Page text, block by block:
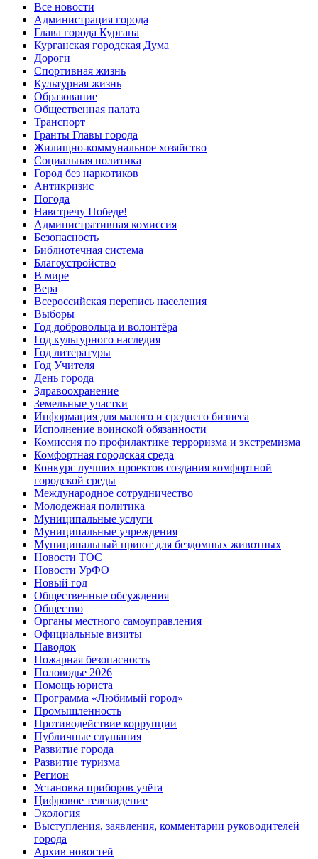
Все новости
Администрация города
Глава города Кургана
Курганская городская Дума
Дороги
Спортивная жизнь
Культурная жизнь
Образование
Общественная палата
Транспорт
Гранты Главы города
Жилищно-коммунальное хозяйство
Социальная политика
Город без наркотиков
Антикризис
Погода
Навстречу Победе!
Административная комиссия
Безопасность
Библиотечная система
Благоустройство
В мире
Вера
Всероссийская перепись населения
Выборы
Год добровольца и волонтёра
Год культурного наследия
Год литературы
Год Учителя
День города
Здравоохранение
Земельные участки
Информация для малого и среднего бизнеса
Исполнение воинской обязанности
Комиссия по профилактике терроризма и экстремизма
Комфортная городская среда
Конкурс лучших проектов создания комфортной
городской среды
Международное сотрудничество
Молодежная политика
Муниципальные услуги
Муниципальные учреждения
Муниципальный приют для бездомных животных
Новости ТОС
Новости УрФО
Новый год
Общественные обсуждения
Общество
Органы местного самоуправления
Официальные визиты
Паводок
Пожарная безопасность
Половодье 2026
Помощь юриста
Программа «Любимый город»
Промышленность
Противодействие коррупции
Публичные слушания
Развитие города
Развитие туризма
Регион
Установка приборов учёта
Цифровое телевидение
Экология
Выступления, заявления, комментарии руководителей
города
Архив новостей